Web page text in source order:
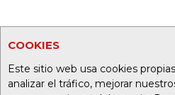
COOKIES
Este sitio web usa cookies
analizar el tráfico, mejorar